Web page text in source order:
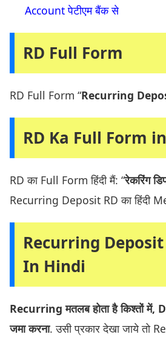
Account पेटीएम बैंक से
RD Full Form
RD Full Form “Recurring
RD Ka Full Form
RD का Full Form हिंदी मैं: “रेकरिंग
Recurring Deposit RD का हिंदी
Recurring
In Hindi
Recurring मतलब होता है किश्तों
जमा करना. उसी प्रकार देखा जाये तो